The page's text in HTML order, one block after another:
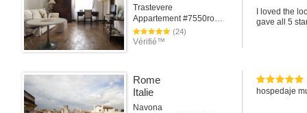
Trastevere
Appartement #7550rome
(24)
Vérifié™
I loved the
gave all 5
Rome
Italie
Navona
hospedaje